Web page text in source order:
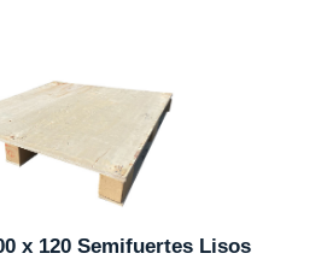
x 120 Semifuertes Lisos